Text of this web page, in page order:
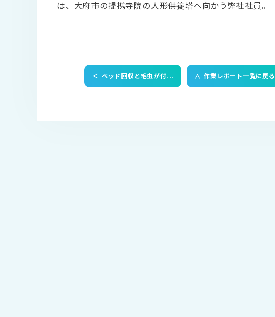
は、大府市の提携寺院の人形供養塔へ向かう弊社社員。
＜ ベッド回収と毛虫が付... ＜ 作業レポート一覧に戻る